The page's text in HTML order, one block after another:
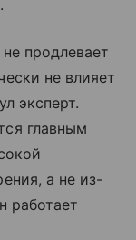
продлевает
не влияет
эксперт.
главным
а не из-
работает